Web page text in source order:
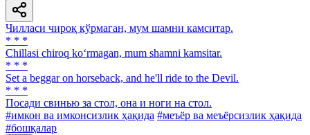
Чилласи чироқ кўрмаган, мум шамни камситар.
* * *
Chillasi chiroq ko‘rmagan, mum shamni kamsitar.
* * *
Set a beggar on horseback, and he'll ride to the Devil.
* * *
Посади свинью за стол, она и ноги на стол.
#имкон ва имконсизлик ҳақида #меъёр ва меъёрсизлик ҳақида
#бошқалар